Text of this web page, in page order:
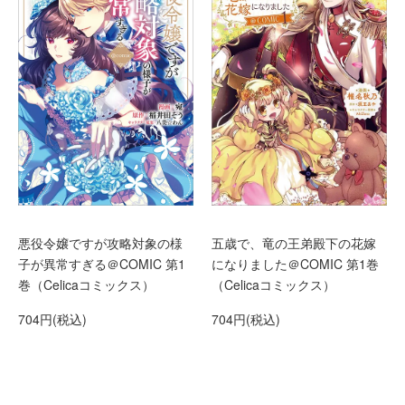
悪役令嬢ですが攻略対象の様
子が異常すぎる＠COMIC 第1
巻（Celicaコミックス）
704円(税込)
五歳で、竜の王弟殿下の花嫁
になりました＠COMIC 第1巻
（Celicaコミックス）
704円(税込)